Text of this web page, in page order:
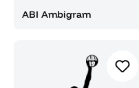
ABI Ambigram